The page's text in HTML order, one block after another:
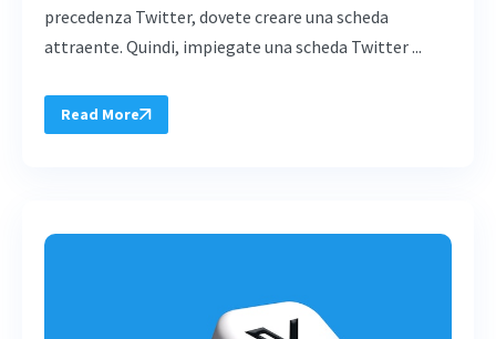
precedenza Twitter, dovete creare una scheda
attraente. Quindi, impiegate una scheda Twitter ...
Read More